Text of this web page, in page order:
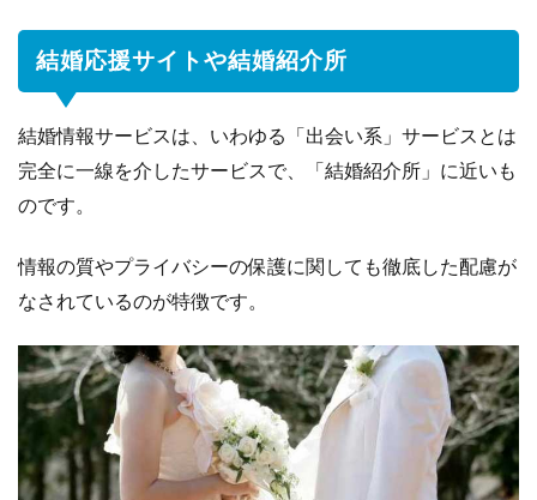
結婚応援サイトや結婚紹介所
結婚情報サービスは、いわゆる「出会い系」サービスとは
完全に一線を介したサービスで、「結婚紹介所」に近いも
のです。
情報の質やプライバシーの保護に関しても徹底した配慮が
なされているのが特徴です。